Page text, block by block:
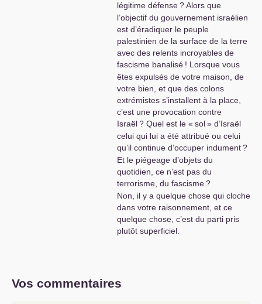
légitime défense? Alors que
l’objectif du gouvernement israélien
est d’éradiquer le peuple
palestinien de la surface de la terre
avec des relents incroyables de
fascisme banalisé ! Lorsque vous
êtes expulsés de votre maison, de
votre bien, et que des colons
extrémistes s’installent à la place,
c’est une provocation contre
Israël? Quel est le « sol» d’Israël
celui qui lui a été attribué ou celui
qu’il continue d’occuper indument?
Et le piégeage d’objets du
quotidien, ce n’est pas du
terrorisme, du fascisme?
Non, il y a quelque chose qui cloche
dans votre raisonnement, et ce
quelque chose, c’est du parti pris
plutôt superficiel.
Vos commentaires